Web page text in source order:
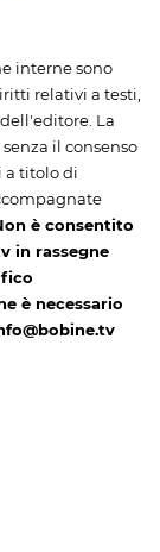
interne sono
relativi a testi,
La
il consenso
a titolo di
è consentito
in rassegne
è necessario